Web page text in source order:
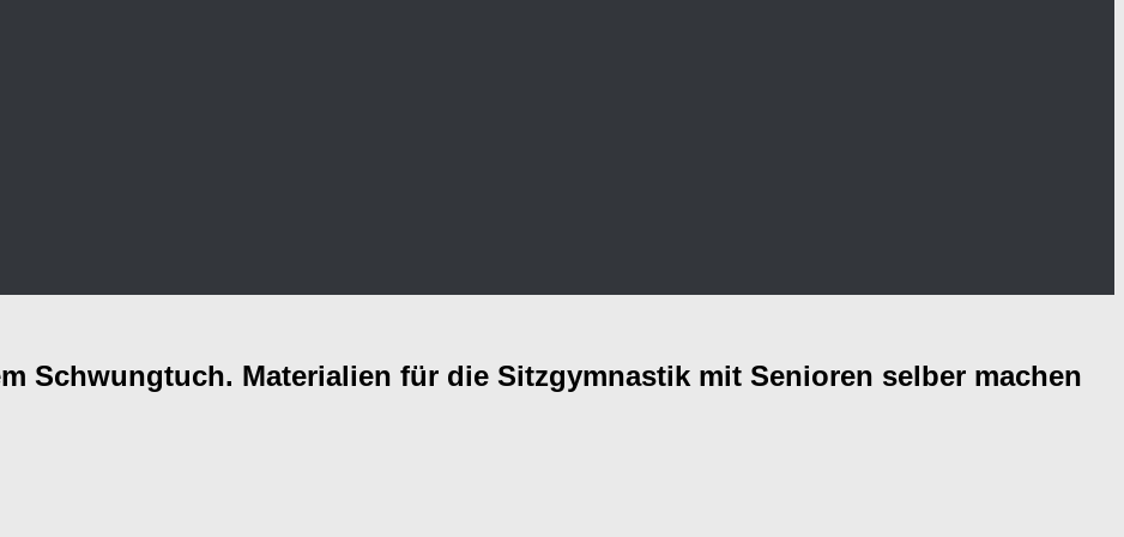
Schwungtuch. Materialien für die Sitzgymnastik mit Senioren selber machen